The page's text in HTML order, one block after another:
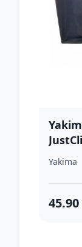
Yakima
45.90